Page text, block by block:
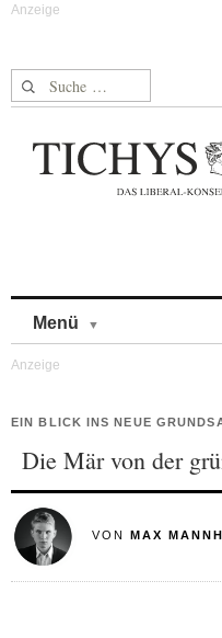
Suche nach:
Menü
EIN BLICK INS NEUE
Die Mär von der
VON MAX